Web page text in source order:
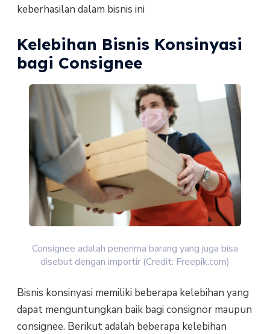
keberhasilan dalam bisnis ini
Kelebihan Bisnis Konsinyasi
bagi Consignee
Consignee adalah penerima barang yang juga bisa
disebut dengan importir (Credit: Freepik.com)
Bisnis konsinyasi memiliki beberapa kelebihan yang
dapat menguntungkan baik bagi consignor maupun
consignee. Berikut adalah beberapa kelebihan